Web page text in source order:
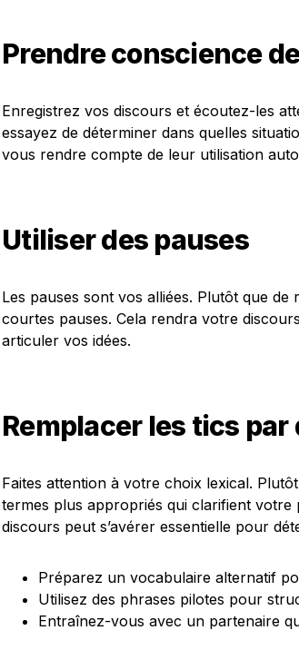
Prendre conscience
Enregistrez vos discours et écoutez-les
essayez de déterminer dans quelles
vous rendre compte de leur utilisation
Utiliser des pauses
Les pauses sont vos alliées. Plutôt que
courtes pauses. Cela rendra votre
articuler vos idées.
Remplacer les tics
Faites attention à votre choix lexical.
termes plus appropriés qui clarifient
discours peut s’avérer essentielle pour
Préparez un vocabulaire alternatif
Utilisez des phrases pilotes pour
Entraînez-vous avec un partenaire